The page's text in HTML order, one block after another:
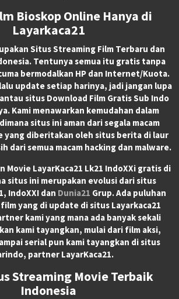
Bioskop Online Hanya di
Layarkaca21
Situs Streaming Film Terbaru dan
Tentunya semua itu gratis tanpa
bermodalkan HP dan Internet/Kuota.
update setiap harinya, jadi jangan lupa
situs Download Film Gratis Sub Indo
Kami menawarkan kemudahan dalam
situs ini aman dari segala macam
yang diberitakan oleh situs berita di laur
dari semua macam hacking dan malware.
Movie LayarKaca21 Lk21 IndoXXigratis di
situs ini merupakan evolusi dari situs
IndoXXI dan Dunia21 Grup. Ada puluhan
yang di update di situs Layarkaca21
kami yang mana ada banyak sekali
kami tayangkan, mulai dari film aksi,
serial pun kami tayangkan di situs
partner LayarKaca21.
Streaming Movie Terbaik
Indonesia